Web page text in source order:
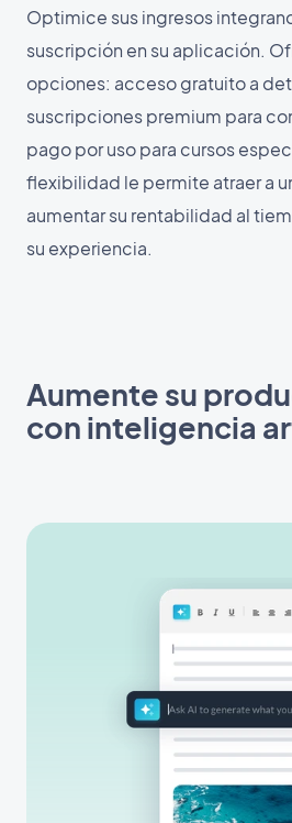
Optimice sus ingresos
suscripción en su aplicación.
opciones: acceso gratuito a
suscripciones premium para
pago por uso para cursos
flexibilidad le permite atraer a
aumentar su rentabilidad al
su experiencia.
Aumente su
con inteligencia